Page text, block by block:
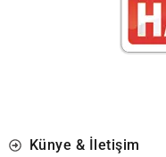
Künye & İletişim